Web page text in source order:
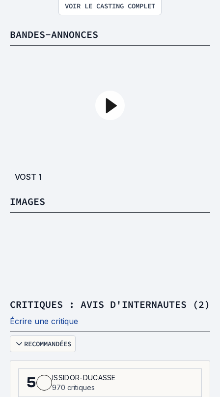
VOIR LE CASTING COMPLET
BANDES-ANNONCES
VOST 1
IMAGES
CRITIQUES : AVIS D'INTERNAUTES (2)
Écrire une critique
RECOMMANDÉES
5
ISSIDOR-DUCASSE
970 critiques